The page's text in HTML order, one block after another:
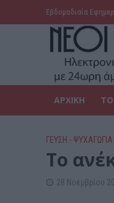
Εβδομαδιαία
ΑΡΧΙΚΗ
ΓΕΎΣΗ - ΨΥΧΑΓΩΓΊΑ
Το
28 Νοεμβρίου